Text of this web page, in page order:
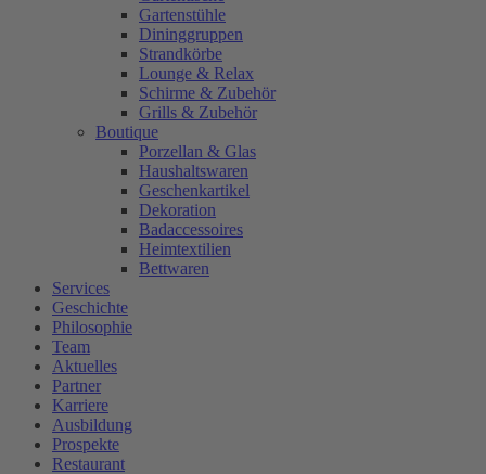
Gartenstühle
Dininggruppen
Strandkörbe
Lounge & Relax
Schirme & Zubehör
Grills & Zubehör
Boutique
Porzellan & Glas
Haushaltswaren
Geschenkartikel
Dekoration
Badaccessoires
Heimtextilien
Bettwaren
Services
Geschichte
Philosophie
Team
Aktuelles
Partner
Karriere
Ausbildung
Prospekte
Restaurant